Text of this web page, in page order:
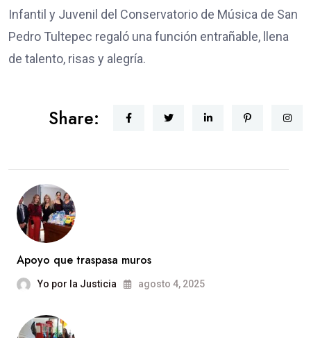
Infantil y Juvenil del Conservatorio de Música de San
Pedro Tultepec regaló una función entrañable, llena
de talento, risas y alegría.
Share:
Apoyo que traspasa muros
Yo por la Justicia agosto 4, 2025